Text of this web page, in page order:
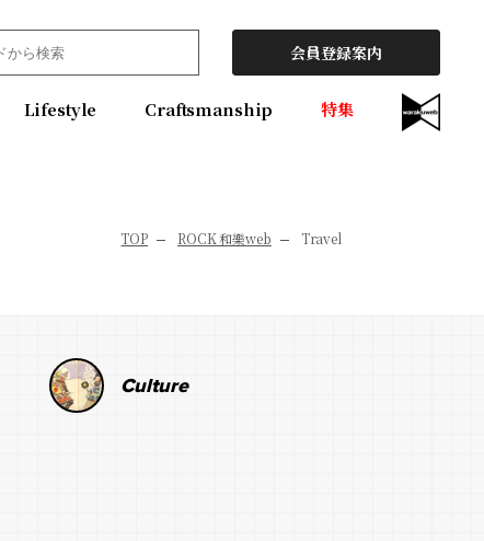
会員登録案内
Lifestyle Craftsmanship 特集
TOP ROCK 和樂web Travel
Culture